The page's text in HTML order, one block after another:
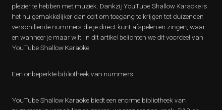
plezier te hebben met muziek. Dankzij YouTube Shallow Karaoke is
het nu gemakkelijker dan ooit om toegang te krijgen tot duizenden
verschillende nummers die je direct kunt afspelen en zingen, waar
en wanneer je maar wilt. In dit artikel belichten we dit voordeel van
YouTube Shallow Karaoke.
Een onbeperkte bibliotheek van nummers:
YouTube Shallow Karaoke biedt een enorme bibliotheek van